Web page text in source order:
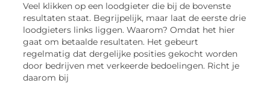
Veel klikken op een loodgieter die bij de bovenste
resultaten staat. Begrijpelijk, maar laat de eerste drie
loodgieters links liggen. Waarom? Omdat het hier
gaat om betaalde resultaten. Het gebeurt
regelmatig dat dergelijke posities gekocht worden
door bedrijven met verkeerde bedoelingen. Richt je
daarom bij